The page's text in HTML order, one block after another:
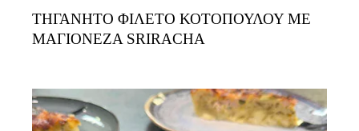
ΤΗΓΑΝΗΤΟ ΦΙΛΕΤΟ ΚΟΤΟΠΟΥΛΟΥ ΜΕ
ΜΑΓΙΟΝΕΖΑ SRIRACHA